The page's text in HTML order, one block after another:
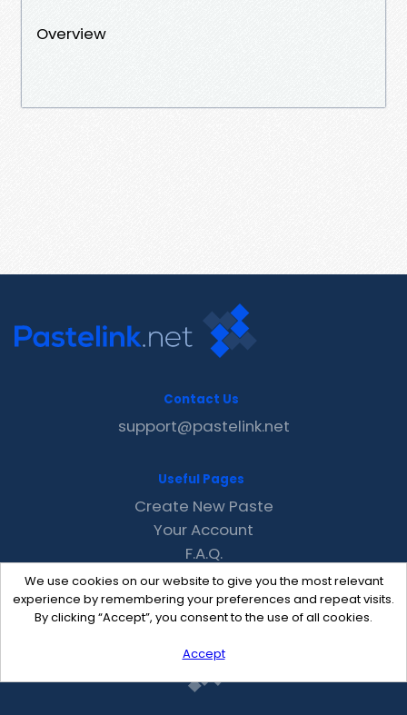
Overview
We use cookies on our website to give you the most relevant
experience by remembering your preferences and repeat visits.
By clicking “Accept”, you consent to the use of all cookies.
Accept
Contact Us
support@pastelink.net
Useful Pages
Create New Paste
Your Account
F.A.Q.
Recent
Contact